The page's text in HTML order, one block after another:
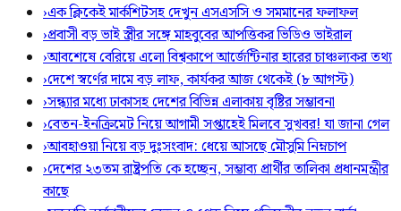
›এক ক্লিকেই মার্কশিটসহ দেখুন এসএসসি ও সমমানের ফলাফল
›প্রবাসী বড় ভাই স্ত্রীর সঙ্গে মাহবুবের আপত্তিকর ভিডিও ভাইরাল ​
›আবশেষে বেরিয়ে এলো বিশ্বকাপে আর্জেন্টিনার হারের চাঞ্চল্যকর তথ্য
›দেশে স্বর্ণের দামে বড় লাফ, কার্যকর আজ থেকেই (৮ আগস্ট)
›সন্ধ্যার মধ্যে ঢাকাসহ দেশের বিভিন্ন এলাকায় বৃষ্টির সম্ভাবনা
›বেতন-ইনক্রিমেট নিয়ে আগামী সপ্তাহেই মিলবে সুখবর! যা জানা গেল
›আবহাওয়া নিয়ে বড় দুঃসংবাদ: ধেয়ে আসছে মৌসুমি নিম্নচাপ
›দেশের ২৩তম রাষ্ট্রপতি কে হচ্ছেন, সম্ভাব্য প্রার্থীর তালিকা প্রধানমন্ত্রীর
কাছে